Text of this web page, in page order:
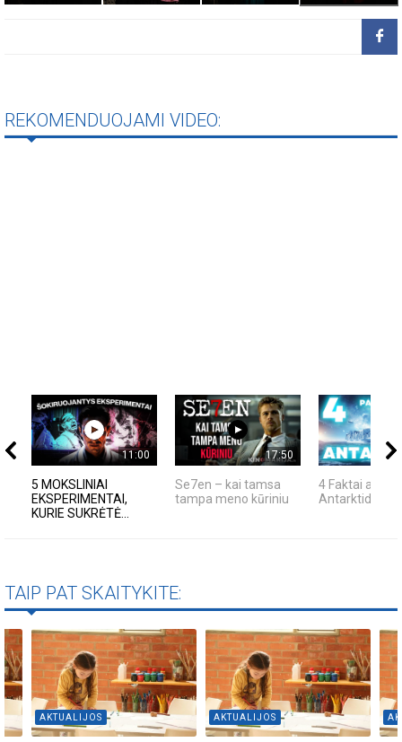
REKOMENDUOJAMI VIDEO:
11:00
5 MOKSLINIAI
EKSPERIMENTAI,
KURIE SUKRĖTĖ...
17:50
Se7en – kai tamsa
tampa meno kūriniu
4 Faktai apie
Antarktidą
TAIP PAT SKAITYKITE:
AKTUALIJOS AKTUALIJOS